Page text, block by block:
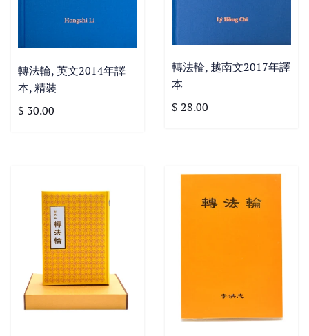
轉法輪, 英文2014年譯
本, 精裝
$ 30.00
轉法輪, 越南文2017年譯
本
$ 28.00